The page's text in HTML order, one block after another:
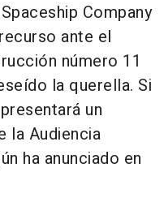
Company
ante el
número 11
la querella. Si
un
la Audiencia
ha anunciado en